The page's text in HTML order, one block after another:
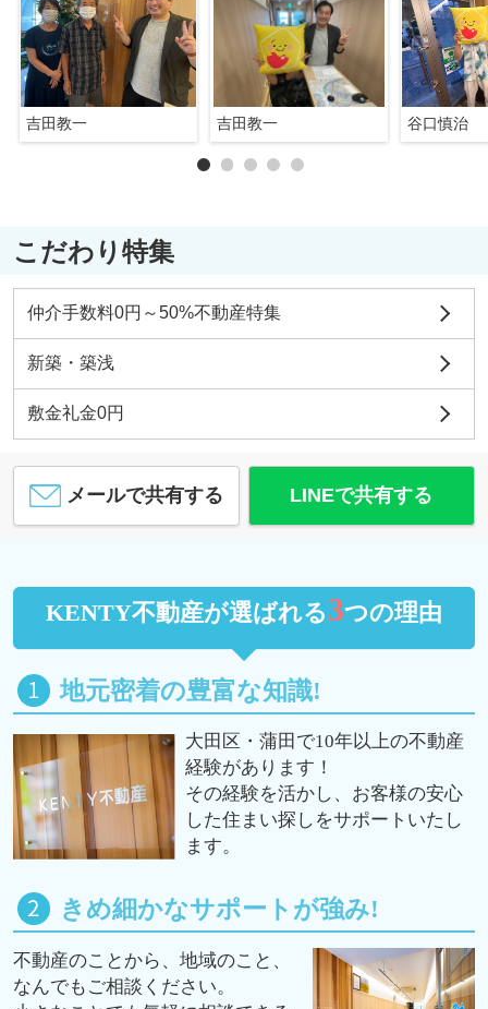
吉田教一 吉田教一 谷口慎治
こだわり特集
仲介手数料0円～50%不動産特集
新築・築浅
敷金礼金0円
メールで共有する LINEで共有する
KENTY不動産が選ばれる3つの理由
地元密着の豊富な知識!
大田区・蒲田で10年以上の不動産
経験があります！
その経験を活かし、お客様の安心
した住まい探しをサポートいたし
ます。
きめ細かなサポートが強み!
不動産のことから、地域のこと、
なんでもご相談ください。